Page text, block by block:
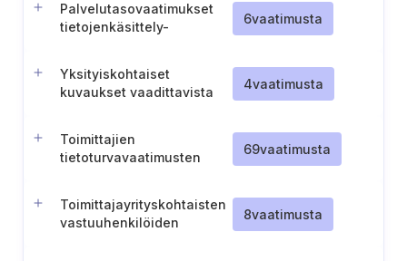
Palvelutasovaatimukset
tietojenkäsittely-
6vaatimusta
Yksityiskohtaiset
kuvaukset vaadittavista
liittyville alihankkijoille
4vaatimusta
Toimittajien
tietoturvavaatimusten
69vaatimusta
Toimittajayrityskohtaisten
vastuuhenkilöiden
8vaatimusta